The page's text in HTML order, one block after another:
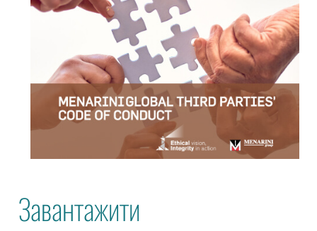
Завантажити